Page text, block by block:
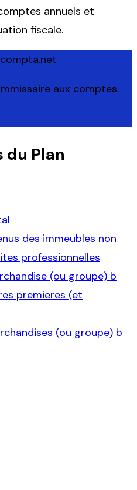
annuels et
fiscale.
aux comptes.
Plan
des immeubles non
professionnelles
(ou groupe) b
premieres (et
(ou groupe) b